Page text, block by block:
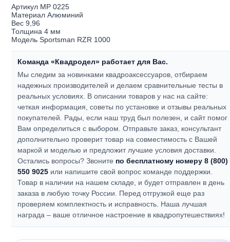
Артикул MP 0225
Материал Алюминий
Вес 9,96
Толщина 4 мм
Модель Sportsman RZR 1000
Команда «Квадродел» работает для Вас.
Мы следим за новинками квадроаксессуаров, отбираем
надежных производителей и делаем сравнительные тесты в
реальных условиях. В описании товаров у нас на сайте:
четкая информация, советы по установке и отзывы реальных
покупателей. Рады, если наш труд был полезен, и сайт помог
Вам определиться с выбором.Отправьте заказ, консультант
дополнительно проверит товар на совместимость с Вашей
маркой и моделью и предложит лучшие условия доставки.
Остались вопросы? Звоните по бесплатному номеру 8 (800)
550 9025 или напишите свой вопрос команде поддержки.
Товар в наличии на нашем складе, и будет отправлен в день
заказа в любую точку России. Перед отгрузкой еще раз
проверяем комплектность и исправность. Наша лучшая
награда – ваше отличное настроение в квадропутешествиях!